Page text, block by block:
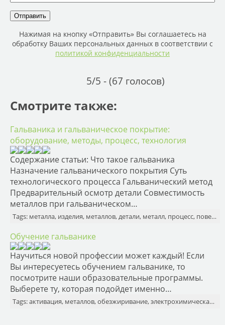
Нажимая на кнопку «Отправить» Вы соглашаетесь на
обработку Ваших персональных данных в соответствии с
политикой конфиденциальности
5/5 - (67 голосов)
Смотрите также:
Гальваника и гальваническое покрытие:
оборудование, методы, процесс, технология
Содержание статьи: Что такое гальваника
Назначение гальванического покрытия Суть
технологического процесса Гальванический метод
Предварительный осмотр детали Совместимость
металлов при гальваническом…
Tags: металла, изделия, металлов, детали, металл, процесс, поверхность, необходимо
Обучение гальванике
Научиться новой профессии может каждый! Если
Вы интересуетесь обучением гальванике, то
посмотрите наши образовательные программы.
Выберете ту, которая подойдет именно…
Tags: активация, металлов, обезжиривание, электрохимическая, металла